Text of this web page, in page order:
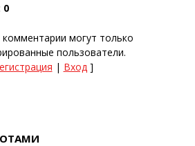
0
могут только
пользователи.
| Вход]